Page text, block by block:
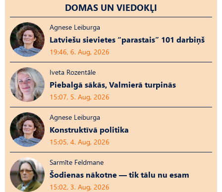
DOMAS UN VIEDOKĻI
Agnese Leiburga
Latviešu sievietes “parastais” 101 darbiņš
19:46, 6. Aug, 2026
Iveta Rozentāle
Piebalgā sākās, Valmierā turpinās
15:07, 5. Aug, 2026
Agnese Leiburga
Konstruktīvā politika
15:05, 4. Aug, 2026
Sarmīte Feldmane
Šodienas nākotne — tik tālu nu esam
15:02, 3. Aug, 2026